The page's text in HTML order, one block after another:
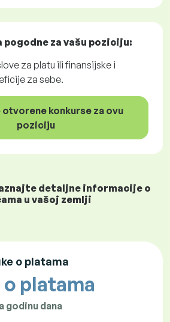
pogodne za vašu poziciju:
za platu ili finansijske i
za sebe.
konkurse za ovu
poziciju
detaljne informacije o
u vašoj zemlji
o platama
platama
godinu dana